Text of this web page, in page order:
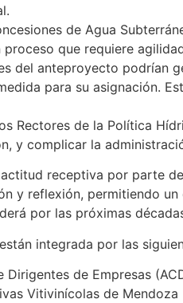
de Agua
que requiere
del anteproyecto podrían
para su asignación.
Rectores de la Política
y complicar la
receptiva por parte
y reflexión, permitiendo
por las próximas
integrada por las
de Empresas
Vitivinícolas de Mendoza